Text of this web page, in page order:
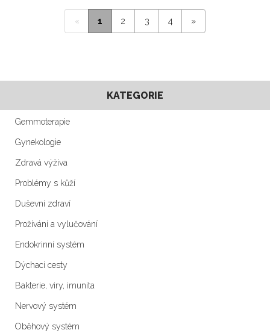
« 1 2 3 4 »
KATEGORIE
Gemmoterapie
Gynekologie
Zdravá výživa
Problémy s kůží
Duševní zdraví
Prožívání a vylučování
Endokrinní systém
Dýchací cesty
Bakterie, viry, imunita
Nervový systém
Oběhový systém